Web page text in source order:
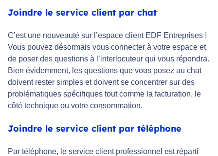
Joindre le service client par chat
C’est une nouveauté sur l’espace client EDF Entreprises !
Vous pouvez désormais vous connecter à votre espace et
de poser des questions à l’interlocuteur qui vous répondra.
Bien évidemment, les questions que vous posez au chat
doivent rester simples et doivent se concentrer sur des
problématiques spécifiques tout comme la facturation, le
côté technique ou votre consommation.
Joindre le service client par téléphone
Par téléphone, le service client professionnel est réparti